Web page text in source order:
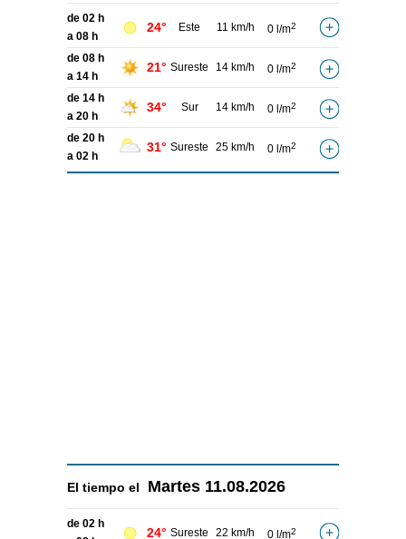
de 02 h
a 08 h
24° Este 11 km/h 0 l/m2
de 08 h
a 14 h
21° Sureste 14 km/h 0 l/m2
de 14 h
a 20 h
34° Sur 14 km/h 0 l/m2
de 20 h
a 02 h
31° Sureste 25 km/h 0 l/m2
El tiempo el Martes 11.08.2026
de 02 h
24° Sureste 22 km/h 0 l/m2